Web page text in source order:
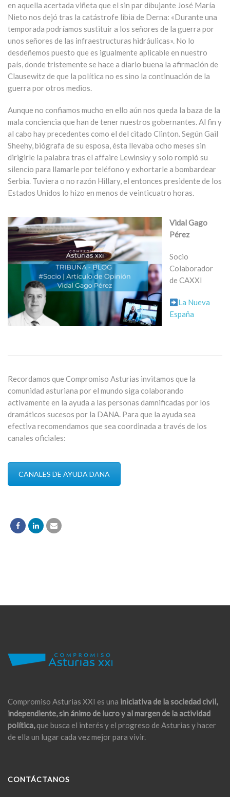
en aquella acertada viñeta que el sin par dibujante José María
Nieto nos dejó tras la catástrofe libia de Derna: «Durante una
temporada podríamos sustituir a los señores de la guerra por
unos señores de las infraestructuras hidráulicas». No lo
desdeñemos puesto que es igualmente aplicable en nuestro
país, donde tristemente se hace a diario buena la afirmación de
Clausewitz de que la política no es sino la continuación de la
guerra por otros medios.
Aunque no confiamos mucho en ello aún nos queda la baza de la
mala conciencia que han de tener nuestros gobernantes. Al fin y
al cabo hay precedentes como el del citado Clinton. Según Gail
Sheehy, biógrafa de su esposa, ésta llevaba ocho meses sin
dirigirle la palabra tras el affaire Lewinsky y solo rompió su
silencio para llamarle por teléfono y exhortarle a bombardear
Serbia. Tuviera o no razón Hillary, el entonces presidente de los
Estados Unidos lo hizo en menos de veinticuatro horas.
Vidal Gago
Pérez
Socio
Colaborador
de CAXXI
La Nueva
España
Recordamos que Compromiso Asturias invitamos que la
comunidad asturiana por el mundo siga colaborando
activamente en la ayuda a las personas damnificadas por los
dramáticos sucesos por la DANA. Para que la ayuda sea
efectiva recomendamos que sea coordinada a través de los
canales oficiales:
CANALES DE AYUDA DANA
Compromiso Asturias XXI es una iniciativa de la sociedad civil,
independiente, sin ánimo de lucro y al margen de la actividad
política,que busca el interés y el progreso de Asturias y hacer
de ella un lugar cada vez mejor para vivir.
CONTÁCTANOS